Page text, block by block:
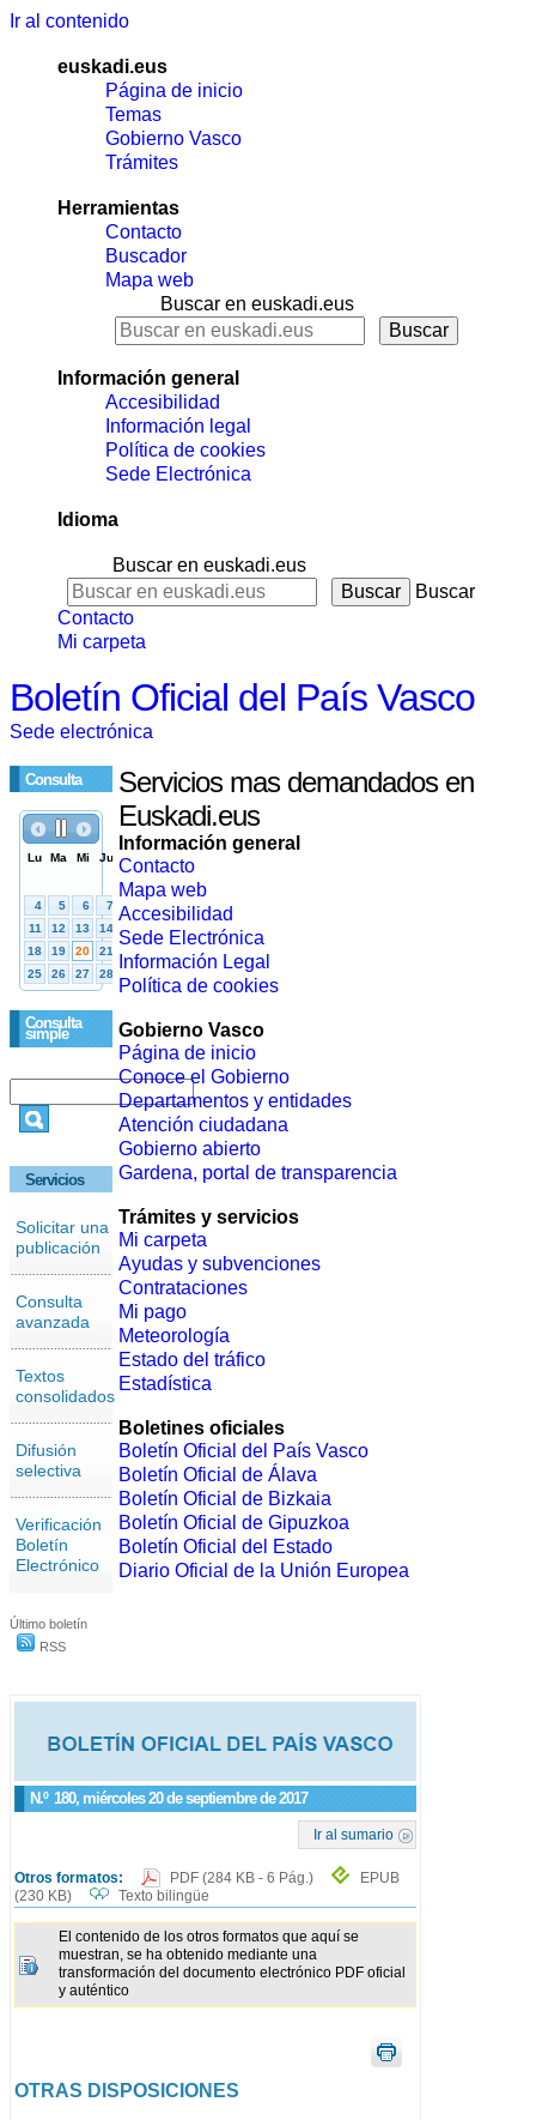
Ir al contenido
euskadi.eus
Página de inicio
Temas
Gobierno Vasco
Trámites
Herramientas
Contacto
Buscador
Mapa web
Buscar en euskadi.eus
Información general
Accesibilidad
Información legal
Política de cookies
Sede Electrónica
Idioma
Buscar en euskadi.eus
Buscar
Contacto
Mi carpeta
Boletín Oficial del País Vasco
Sede electrónica
Consulta
Consulta
simple
Servicios
Solicitar una
publicación
Consulta
avanzada
Textos
consolidados
Difusión
selectiva
Verificación
Boletín
Electrónico
Último boletín
RSS
N.º 180, miércoles 20 de septiembre de 2017
Ir al sumario
Otros formatos: PDF (284 KB - 6 Pág.)
EPUB
(230 KB)
Texto bilingüe
El contenido de los otros formatos que aquí se
muestran, se ha obtenido mediante una
transformación del documento electrónico PDF oficial
y auténtico
OTRAS DISPOSICIONES
Servicios mas demandados en
Euskadi.eus
Información general
Contacto
Mapa web
Accesibilidad
Sede Electrónica
Información Legal
Política de cookies
Gobierno Vasco
Página de inicio
Conoce el Gobierno
Departamentos y entidades
Atención ciudadana
Gobierno abierto
Gardena, portal de transparencia
Trámites y servicios
Mi carpeta
Ayudas y subvenciones
Contrataciones
Mi pago
Meteorología
Estado del tráfico
Estadística
Boletines oficiales
Boletín Oficial del País Vasco
Boletín Oficial de Álava
Boletín Oficial de Bizkaia
Boletín Oficial de Gipuzkoa
Boletín Oficial del Estado
Diario Oficial de la Unión Europea